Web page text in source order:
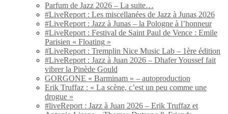
Parfum de Jazz 2026 – La suite…
#LiveReport : Les miscellanées de Jazz à Junas 2026
#LiveReport : Jazz à Junas – la Pologne à l’honneur
#LiveReport : Festival de Saint Paul de Vence : Emile
Parisien « Floating »
#LiveReport : Tremplin Nice Music Lab – 1ère édition
#LiveReport : Jazz à Juan 2026 – Dhafer Youssef fait
vibrer la Pinède Gould
GORGONE « Barminam » – autoproduction
Erik Truffaz : « La scène, c’est un peu comme une
drogue »
#liveReport : Jazz à Juan 2026 – Erik Truffaz et